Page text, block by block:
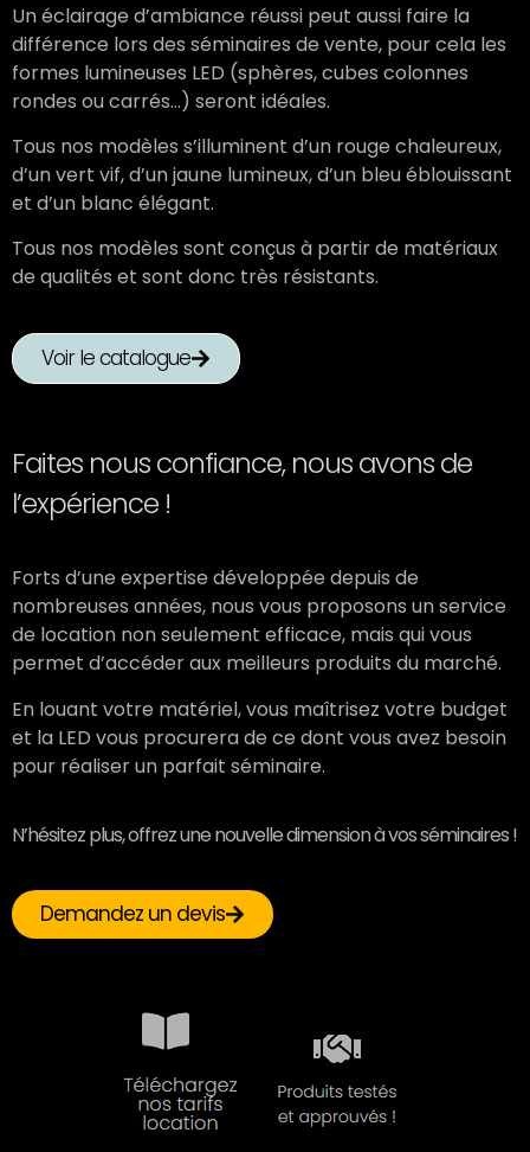
Un éclairage d’ambiance réussi peut aussi faire la
différence lors des séminaires de vente, pour cela les
formes lumineuses LED (sphères, cubes colonnes
rondes ou carrés…) seront idéales.
Tous nos modèles s’illuminent d’un rouge chaleureux,
d’un vert vif, d’un jaune lumineux, d’un bleu éblouissant
et d’un blanc élégant.
Tous nos modèles sont conçus à partir de matériaux
de qualités et sont donc très résistants.
Voir le catalogue
Faites nous confiance, nous avons de
l’expérience !
Forts d’une expertise développée depuis de
nombreuses années, nous vous proposons un service
de location non seulement efficace, mais qui vous
permet d’accéder aux meilleurs produits du marché.
En louant votre matériel, vous maîtrisez votre budget
et la LED vous procurera de ce dont vous avez besoin
pour réaliser un parfait séminaire.
N’hésitez plus, offrez une nouvelle dimension à vos séminaires !
Demandez un devis